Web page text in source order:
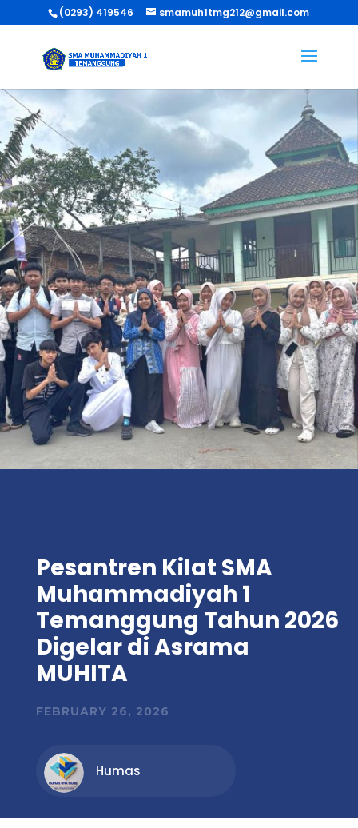
(0293) 419546 smamuh1tmg212@gmail.com
Pesantren Kilat SMA
Muhammadiyah 1
Temanggung Tahun 2026
Digelar di Asrama
MUHITA
FEBRUARY 26, 2026
Humas